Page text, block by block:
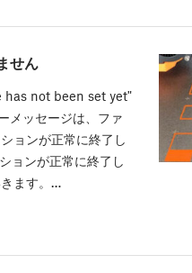
せん
not been set yet"
メッセージは、ファ
ョンが正常に終了し
ョンが正常に終了し
ます。…